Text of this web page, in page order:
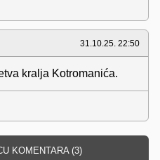
31.10.25. 22:50
kralja Kotromanića.
KOMENTARA (3)